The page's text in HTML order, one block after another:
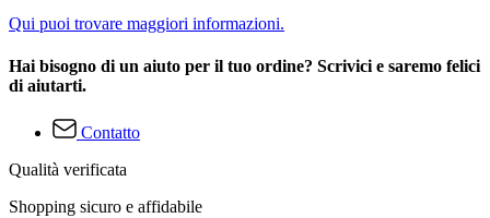
Qui puoi trovare maggiori informazioni.
Hai bisogno di un aiuto per il tuo ordine? Scrivici e saremo felici
di aiutarti.
Contatto
Qualità verificata
Shopping sicuro e affidabile